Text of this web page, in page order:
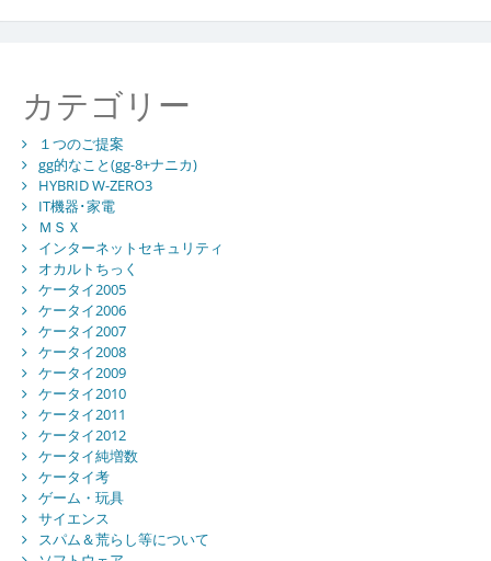
カテゴリー
１つのご提案
gg的なこと(gg-8+ナニカ)
HYBRID W-ZERO3
IT機器･家電
ＭＳＸ
インターネットセキュリティ
オカルトちっく
ケータイ2005
ケータイ2006
ケータイ2007
ケータイ2008
ケータイ2009
ケータイ2010
ケータイ2011
ケータイ2012
ケータイ純増数
ケータイ考
ゲーム・玩具
サイエンス
スパム＆荒らし等について